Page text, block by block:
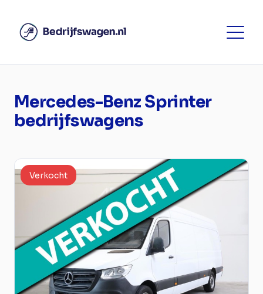
Mercedes-Benz Sprinter
bedrijfswagens
Verkocht